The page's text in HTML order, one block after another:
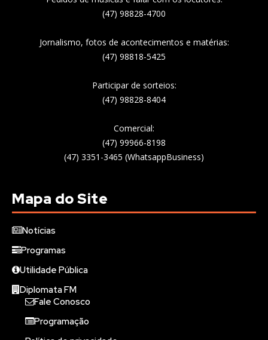
(47) 98828-4700
Jornalismo, fotos de acontecimentos e matérias:
(47) 98818-5425
Participar de sorteios:
(47) 98828-8404
Comercial:
(47) 99966-8198
(47) 3351-3465 (WhatsappBusiness)
Mapa do Site
Notícias
Programas
Utilidade Pública
Diplomata FM
Fale Conosco
Programação